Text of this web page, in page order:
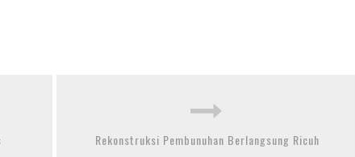
Rekonstruksi Pembunuhan Berlangsung Ricuh